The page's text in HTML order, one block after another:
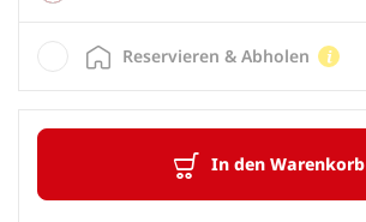
In den Warenkorb
Reservieren & Abholen